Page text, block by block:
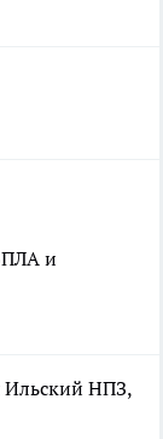
и
Ильский НПЗ,